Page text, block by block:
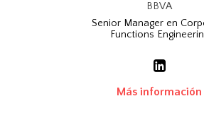
BBVA
Senior Manager en
Functions
Más información